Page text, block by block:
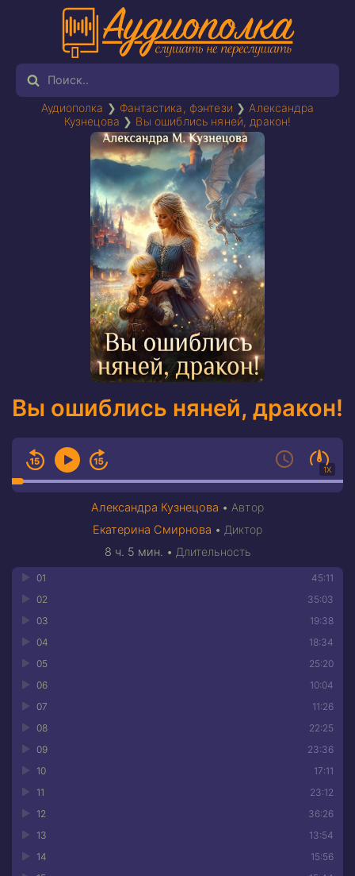
Аудиополка ❯ Фантастика, фэнтези ❯ Александра
Кузнецова ❯ Вы ошиблись няней, дракон!
Вы ошиблись няней, дракон!
1X
Александра Кузнецова • Автор
Екатерина Смирнова • Диктор
8 ч. 5 мин. • Длительность
45:11
01
35:03
02
19:38
03
18:34
04
25:20
05
10:04
06
11:26
07
22:25
08
23:36
09
17:11
10
23:12
11
36:26
12
13:54
13
15:56
14